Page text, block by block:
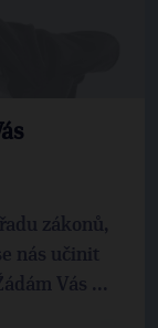
zákonů,
nás učinit
Vás ...